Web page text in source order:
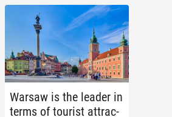
Warsaw is the leader in
terms of tourist at­trac­